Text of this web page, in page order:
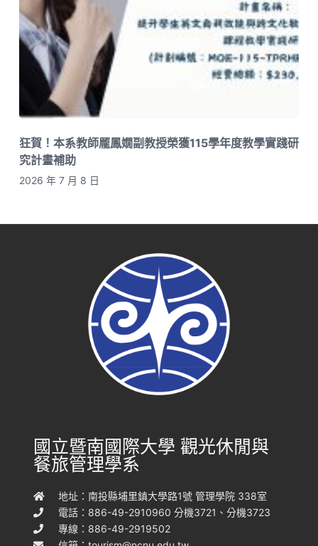
狂賀！本系教師龎鳳嫺副教授榮獲115學年度教學實踐研
究計畫補助
2026 年 7 月 8 日
國立暨南國際大學 觀光休閒與
餐旅管理學系
地址：南投縣埔里鎮大學路1號 管理學院 338室
電話：886-49-2910960 分機3721、分機3723
專線：886-49-2919502